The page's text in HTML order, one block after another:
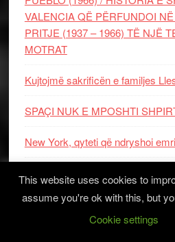
VALENCIA QË PËRFUNDOI
PRITJE (1937 – 1966) TË NJË
MOTRAT
Kujtojmë sakrificën e familjes
SPAÇI NUK E MPOSHTI
New York, qyteti që ndryshoi
madhështore të antikitetit shqiptar
Kryetari i Vatrës Dr. Elmi Berisha
This website uses cookies to
assume you're ok with this, but
Cookie settings